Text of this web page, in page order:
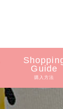
Guide
購入方法